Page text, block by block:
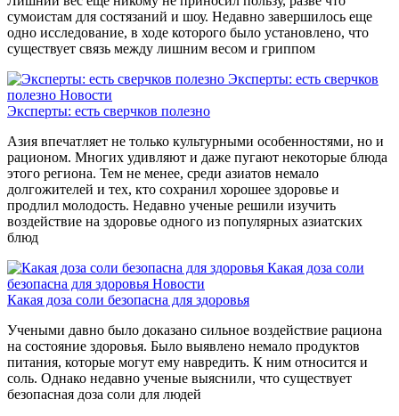
сумоистам для состязаний и шоу. Недавно завершилось еще
одно исследование, в ходе которого было установлено, что
существует связь между лишним весом и гриппом
Эксперты: есть сверчков
полезно Новости
Эксперты: есть сверчков полезно
Азия впечатляет не только культурными особенностями, но и
рационом. Многих удивляют и даже пугают некоторые блюда
этого региона. Тем не менее, среди азиатов немало
долгожителей и тех, кто сохранил хорошее здоровье и
продлил молодость. Недавно ученые решили изучить
воздействие на здоровье одного из популярных азиатских
блюд
Какая доза соли
безопасна для здоровья Новости
Какая доза соли безопасна для здоровья
Учеными давно было доказано сильное воздействие рациона
на состояние здоровья. Было выявлено немало продуктов
питания, которые могут ему навредить. К ним относится и
соль. Однако недавно ученые выяснили, что существует
безопасная доза соли для людей